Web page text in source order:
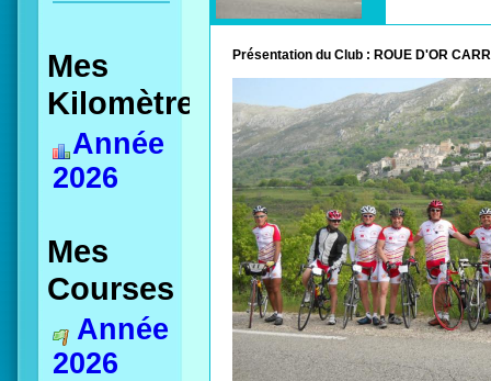
Mes
Kilomètres
Année
2026
Mes
Courses
Année
2026
Présentation du Club : ROUE D'OR